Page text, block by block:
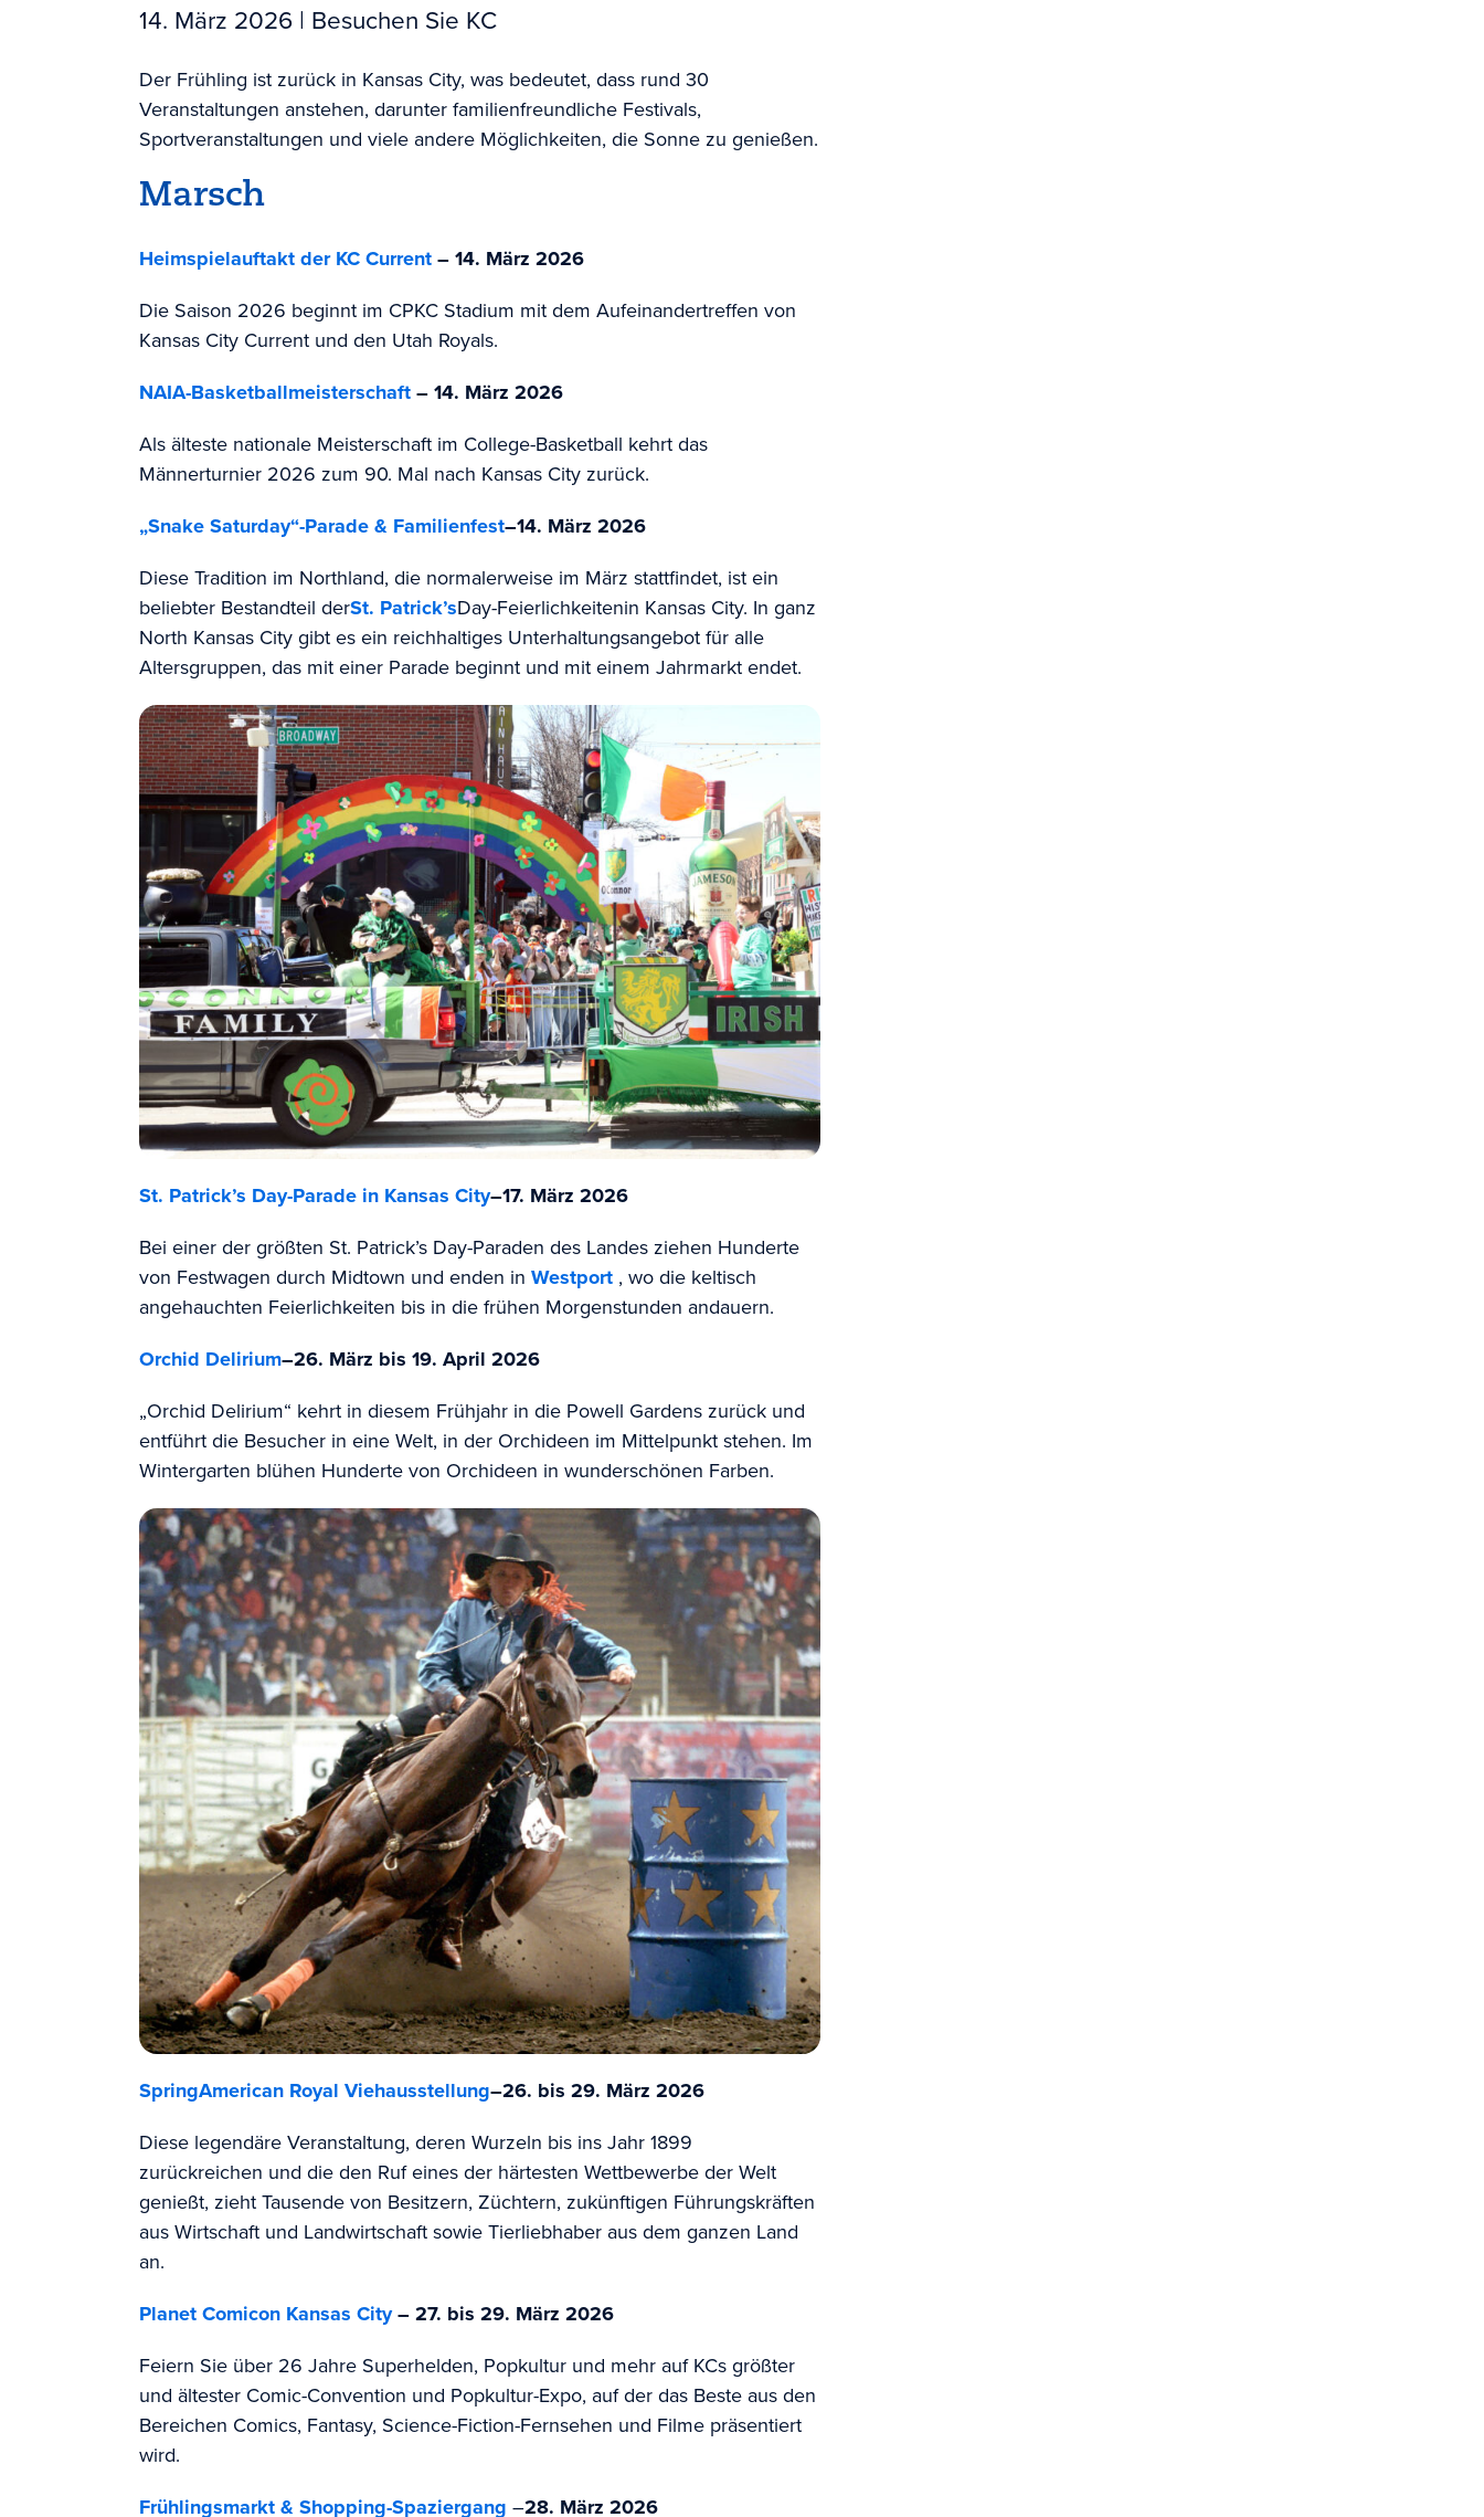
14. März 2026 | Besuchen Sie KC
Der Frühling ist zurück in Kansas City, was bedeutet, dass rund 30
Veranstaltungen anstehen, darunter familienfreundliche Festivals,
Sportveranstaltungen und viele andere Möglichkeiten, die Sonne zu genießen.
Marsch
Heimspielauftakt der KC Current– 14. März 2026
Die Saison 2026 beginnt im CPKC Stadium mit dem Aufeinandertreffen von
Kansas City Current und den Utah Royals.
NAIA-Basketballmeisterschaft– 14. März 2026
Als älteste nationale Meisterschaft im College-Basketball kehrt das
Männerturnier 2026 zum 90. Mal nach Kansas City zurück.
„Snake Saturday“-Parade & Familienfest–14. März 2026
Diese Tradition im Northland, die normalerweise im März stattfindet, ist ein
beliebter Bestandteil derSt. Patrick’sDay-Feierlichkeitenin Kansas City. In ganz
North Kansas City gibt es ein reichhaltiges Unterhaltungsangebot für alle
Altersgruppen, das mit einer Parade beginnt und mit einem Jahrmarkt endet.
St. Patrick’s Day-Parade in Kansas City–17. März 2026
Bei einer der größten St. Patrick’s Day-Paraden des Landes ziehen Hunderte
von Festwagen durch Midtown und enden in Westport , wo die keltisch
angehauchten Feierlichkeiten bis in die frühen Morgenstunden andauern.
Orchid Delirium–26. März bis 19. April 2026
„Orchid Delirium“ kehrt in diesem Frühjahr in die Powell Gardens zurück und
entführt die Besucher in eine Welt, in der Orchideen im Mittelpunkt stehen. Im
Wintergarten blühen Hunderte von Orchideen in wunderschönen Farben.
SpringAmerican Royal Viehausstellung–26. bis 29. März 2026
Diese legendäre Veranstaltung, deren Wurzeln bis ins Jahr 1899
zurückreichen und die den Ruf eines der härtesten Wettbewerbe der Welt
genießt, zieht Tausende von Besitzern, Züchtern, zukünftigen Führungskräften
aus Wirtschaft und Landwirtschaft sowie Tierliebhaber aus dem ganzen Land
an.
Planet Comicon Kansas City– 27. bis 29. März 2026
Feiern Sie über 26 Jahre Superhelden, Popkultur und mehr auf KCs größter
und ältester Comic-Convention und Popkultur-Expo, auf der das Beste aus den
Bereichen Comics, Fantasy, Science-Fiction-Fernsehen und Filme präsentiert
wird.
Frühlingsmarkt & Shopping-Spaziergang –28. März 2026